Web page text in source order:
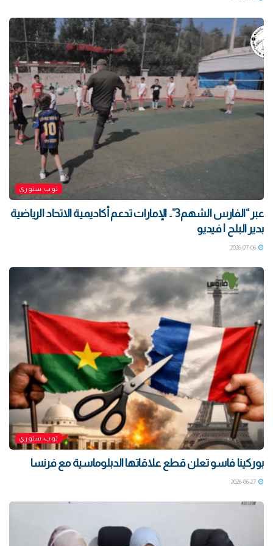
توب ستوري
‏عبر “الفارس الشهم3”.. الإمارات تدعم أكاديمية الاتحاد الرياضية
بدير البلح | فيديو
توب ستوري
بوركينا فاسو تعلن قطع علاقاتها الدبلوماسية مع فرنسا